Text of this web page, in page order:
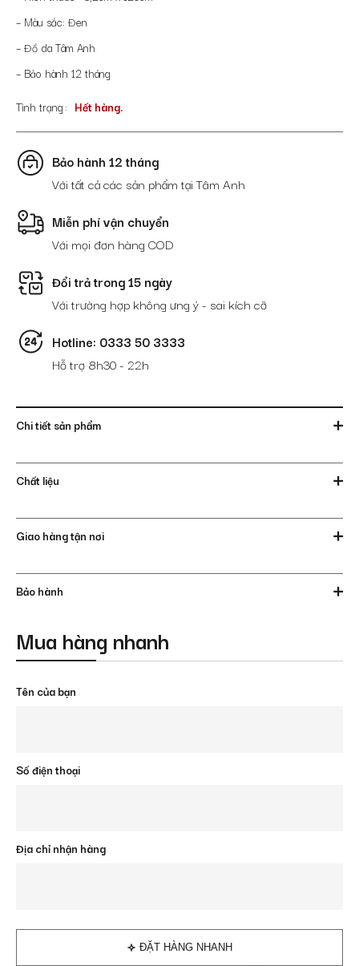
– Màu sắc: Đen
– Đồ da Tâm Anh
– Bảo hành 12 tháng
Tình trạng
Hết hàng.
Bảo hành 12 tháng
Với tất cả các sản phẩm tại Tâm Anh
Miễn phí vận chuyển
Với mọi đơn hàng COD
Đổi trả trong 15 ngày
Với trường hợp không ưng ý - sai kích cỡ
Hotline: 0333 50 3333
Hỗ trợ 8h30 - 22h
Chi tiết sản phẩm
Chất liệu
Giao hàng tận nơi
Bảo hành
Mua hàng nhanh
Tên của bạn
Số điện thoại
Địa chỉ nhận hàng
ĐẶT HÀNG NHANH